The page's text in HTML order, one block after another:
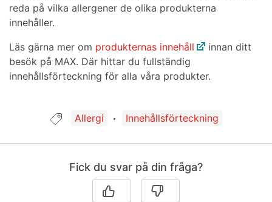
reda på vilka allergener de olika produkterna
innehåller.
Läs gärna mer om produkternas innehåll
innan ditt
besök på MAX. Där hittar du fullständig
innehållsförteckning för alla våra produkter.
Guide taggad med:
Allergi Innehållsförteckning
Fick du svar på din fråga?